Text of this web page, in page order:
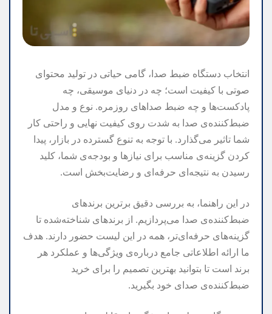
انتخاب دستگاه ضبط صدا، گامی حیاتی در تولید محتوای
صوتی با کیفیت است؛ چه در دنیای موسیقی، چه
پادکست‌ها و چه ضبط صداهای روزمره. نوع و مدل
ضبط‌کننده‌ی صدا به شدت روی کیفیت نهایی و راحتی کار
شما تاثیر می‌گذارد. با توجه به تنوع گسترده در بازار، پیدا
کردن گزینه‌ی مناسب برای نیازها و بودجه‌ی شما، کلید
رسیدن به نتیجه‌ای حرفه‌ای و رضایت‌بخش است.
در این راهنما، به بررسی دقیق برترین برندهای
ضبط‌کننده‌ی صدا می‌پردازیم. از برندهای شناخته‌شده تا
گزینه‌های حرفه‌ای‌تر، همه در این لیست حضور دارند. هدف
ما ارائه اطلاعاتی جامع درباره‌ی ویژگی‌ها و عملکرد هر
برند است تا بتوانید بهترین تصمیم را برای خرید
ضبط‌کننده‌ی صدای خود بگیرید.